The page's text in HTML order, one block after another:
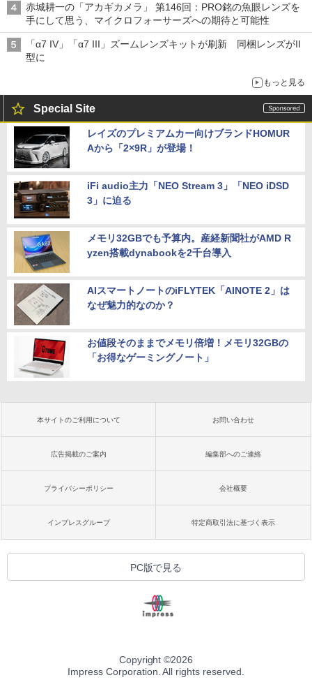
赤城耕一の「アカギカメラ」 第146回：PRO銘の魚眼レンズを
手にして思う、マイクロフォーサーズへの期待と可能性
「α7 IV」「α7 III」ズームレンズキットが刷新 同梱レンズがII
型に
もっと見る
Special Site
レイズのプレミアムカー向けブランドHOMUR
Aから「2×9R」が登場！
iFi audio主力「NEO Stream 3」「NEO iDSD
3」に迫る
メモリ32GBでも予算内。産経新聞社がAMD R
yzen搭載dynabookを2千台導入
AIスマートノートのiFLYTEK「AINOTE 2」は
なぜ魅力的なのか？
お値段そのままでメモリ倍増！メモリ32GBの
「お得なゲーミングノート」
本サイトのご利用について お問い合わせ
広告掲載のご案内 編集部へのご連絡
プライバシーポリシー 会社概要
インプレスグループ 特定商取引法に基づく表示
PC版で見る
Copyright ©2026
Impress Corporation. All rights reserved.